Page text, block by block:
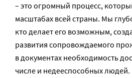
– это огромный процесс,
масштабах всей страны. Мы
кто делает его возможным,
развития сопровождаемого
в документах необходимость
числе и недееспособных людей.